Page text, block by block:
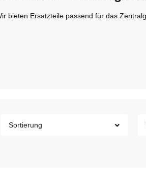
bieten Ersatzteile passend für das
Sortierung